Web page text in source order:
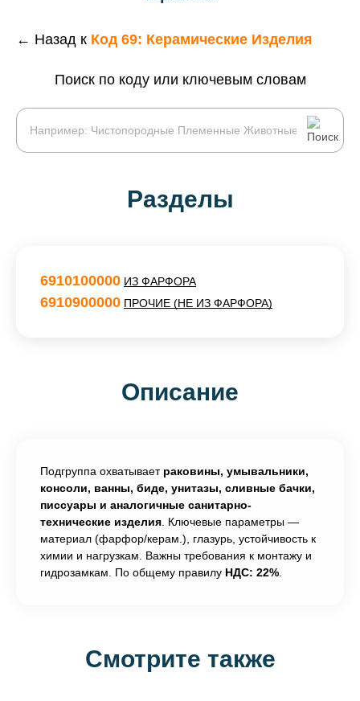
← Назад к Код 69: Керамические Изделия
Поиск по коду или ключевым словам
Разделы
6910100000 ИЗ ФАРФОРА
6910900000 ПРОЧИЕ (НЕ ИЗ ФАРФОРА)
Описание
Подгруппа охватывает раковины, умывальники,
консоли, ванны, биде, унитазы, сливные бачки,
писсуары и аналогичные санитарно-
технические изделия . Ключевые параметры —
материал (фарфор/керам.), глазурь, устойчивость к
химии и нагрузкам. Важны требования к монтажу и
гидрозамкам. По общему правилу НДС: 22%
Смотрите также